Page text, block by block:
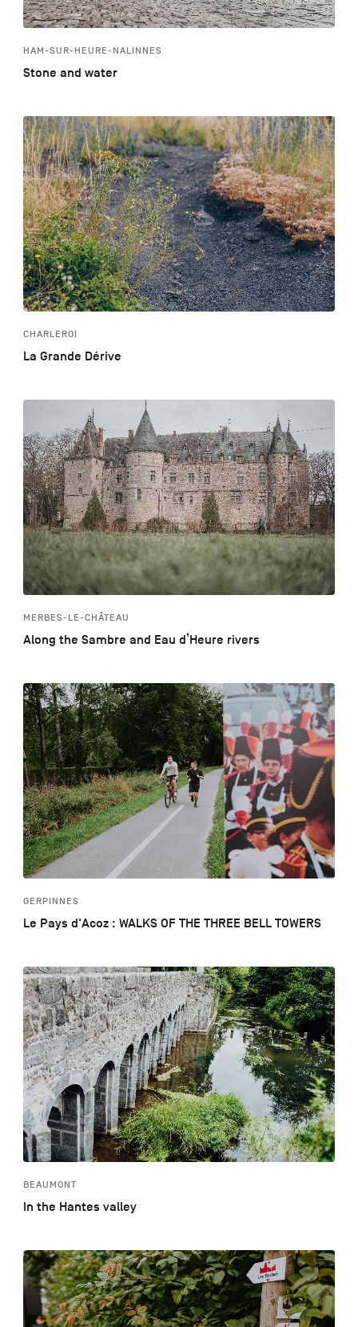
HAM-SUR-HEURE-NALINNES
Stone and water
CHARLEROI
La Grande Dérive
MERBES-LE-CHÂTEAU
Along the Sambre and Eau d’Heure rivers
GERPINNES
Le Pays d'Acoz : WALKS OF THE THREE BELL TOWERS
BEAUMONT
In the Hantes valley